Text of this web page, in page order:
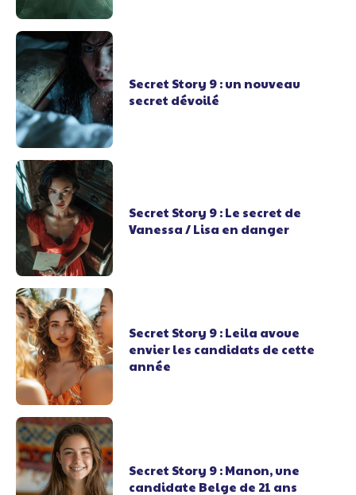
Secret Story 9 : un nouveau
secret dévoilé
Secret Story 9 : Le secret de
Vanessa / Lisa en danger
Secret Story 9 : Leila avoue
envier les candidats de cette
année
Secret Story 9 : Manon, une
candidate Belge de 21 ans